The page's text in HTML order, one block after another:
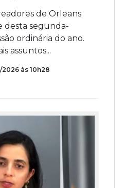
de Orleans
desta segunda-
ordinária do ano.
assuntos...
às 10h28